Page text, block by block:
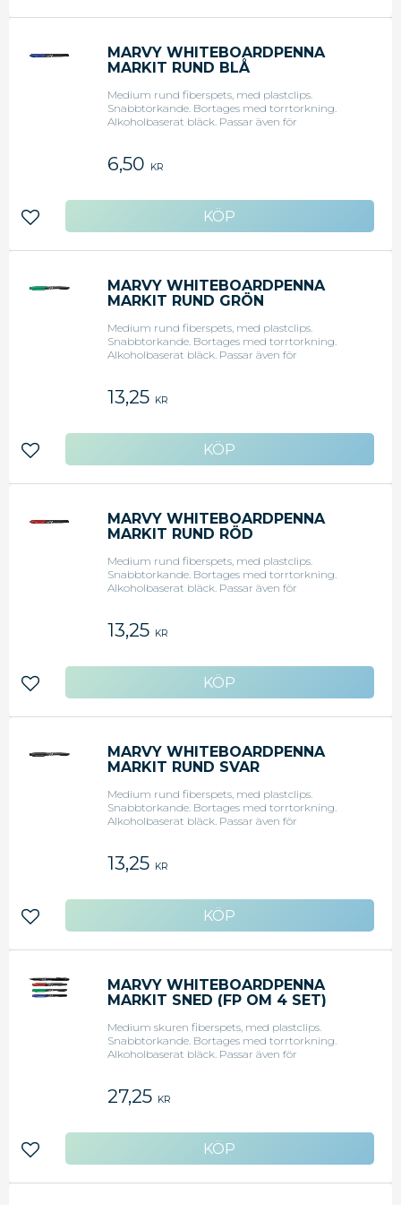
MARVY WHITEBOARDPENNA
MARKIT RUND BLÅ
Medium rund fiberspets, med plastclips.
Snabbtorkande. Bortages med torrtorkning.
Alkoholbaserat bläck. Passar även för
6,50 KR
Lägg till i favoriter
MARVY WHITEBOARDPENNA
MARKIT RUND GRÖN
Medium rund fiberspets, med plastclips.
Snabbtorkande. Bortages med torrtorkning.
Alkoholbaserat bläck. Passar även för
13,25 KR
Lägg till i favoriter
MARVY WHITEBOARDPENNA
MARKIT RUND RÖD
Medium rund fiberspets, med plastclips.
Snabbtorkande. Bortages med torrtorkning.
Alkoholbaserat bläck. Passar även för
13,25 KR
Lägg till i favoriter
MARVY WHITEBOARDPENNA
MARKIT RUND SVAR
Medium rund fiberspets, med plastclips.
Snabbtorkande. Bortages med torrtorkning.
Alkoholbaserat bläck. Passar även för
13,25 KR
Lägg till i favoriter
MARVY WHITEBOARDPENNA
MARKIT SNED (FP OM 4 SET)
Medium skuren fiberspets, med plastclips.
Snabbtorkande. Bortages med torrtorkning.
Alkoholbaserat bläck. Passar även för
27,25 KR
Lägg till i favoriter